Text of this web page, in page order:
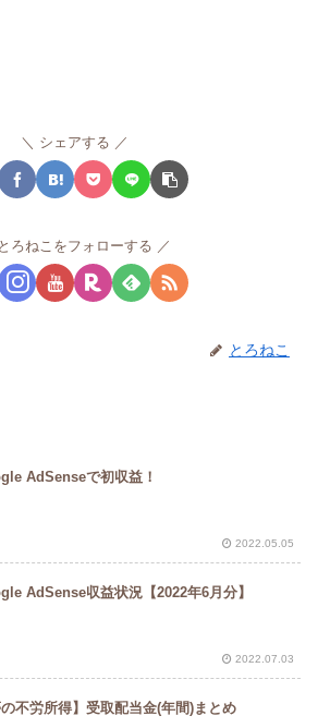
シェアする
とろねこをフォローする
とろねこ
AdSenseで初収益！
2022.05.05
AdSense収益状況【2022年6月分】
2022.07.03
の不労所得】受取配当金(年間)まとめ